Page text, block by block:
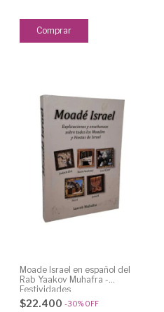
Moade Israel en español del
Rab Yaakov Muhafra -
Festividades
$22.400 -30% OFF